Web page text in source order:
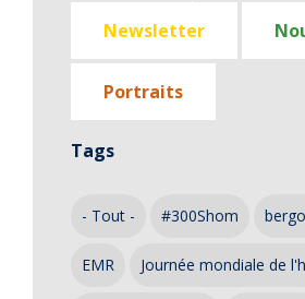
Newsletter
Portraits
Tags
- Tout - #300Shom
EMR Journée mondiale de